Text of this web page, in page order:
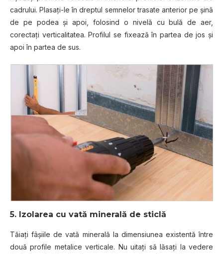
cadrului. Plasaţi-le în dreptul semnelor trasate anterior pe şină
de pe podea şi apoi, folosind o nivelă cu bulă de aer,
corectaţi verticalitatea. Profilul se fixează în partea de jos şi
apoi în partea de sus.
5. Izolarea cu vată minerală de sticlă
Tăiaţi fâşiile de vată minerală la dimensiunea existentă între
două profile metalice verticale. Nu uitaţi să lăsaţi la vedere